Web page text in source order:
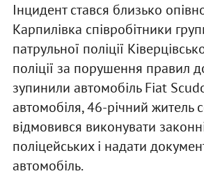
Інцидент стався близько
Карпилівка співробітники
патрульної поліції
поліції за порушення правил
зупинили автомобіль Fiat
автомобіля, 46-річний житель
відмовився виконувати
поліцейських і надати
автомобіль.